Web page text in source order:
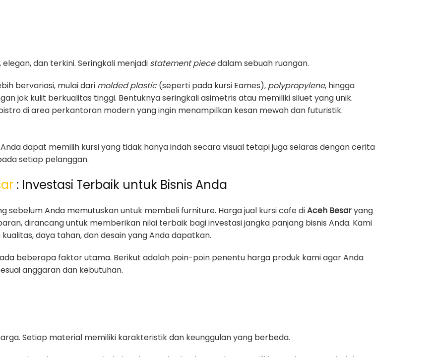
dan terkini. Seringkali menjadi statement piecedalam sebuah ruangan.
bervariasi, mulai dari molded plastic(seperti pada kursi Eames), polypropylene, hingga
jok kulit berkualitas tinggi. Bentuknya seringkali asimetris atau memiliki siluet yang unik.
di area perkantoran modern yang ingin menampilkan kesan mewah dan futuristik.
dapat memilih kursi yang tidak hanya indah secara visual tetapi juga selaras dengan cerita
setiap pelanggan.
: Investasi Terbaik untuk Bisnis Anda
sebelum Anda memutuskan untuk membeli furniture. Harga jual kursi cafe diAceh Besaryang
dirancang untuk memberikan nilai terbaik bagi investasi jangka panjang bisnis Anda. Kami
daya tahan, dan desain yang Anda dapatkan.
beberapa faktor utama. Berikut adalah poin-poin penentu harga produk kami agar Anda
anggaran dan kebutuhan.
Setiap material memiliki karakteristik dan keunggulan yang berbeda.